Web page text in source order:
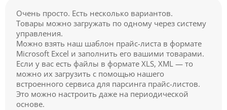
Очень просто. Есть несколько вариантов.
Товары можно загружать по одному через систему
управления.
Можно взять наш шаблон прайс-листа в формате
Microsoft Excel и заполнить его вашими товарами.
Если у вас есть файлы в формате XLS, XML — то
можно их загрузить с помощью нашего
встроенного сервиса для парсинга прайс-листов.
Это можно настроить даже на периодической
основе.